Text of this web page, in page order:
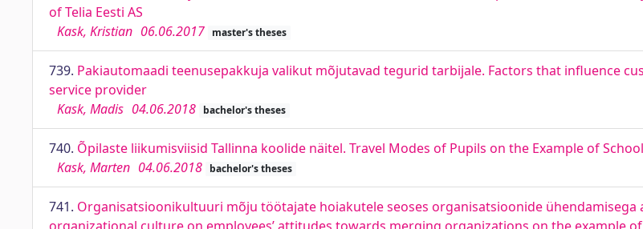
of Telia Eesti AS
Kask, Kristian 06.06.2017 master's theses
739. Pakiautomaadi teenusepakkuja valikut mõjutavad tegurid tarbijale. Factors that influence
service provider
Kask, Madis 04.06.2018 bachelor's theses
740. Õpilaste liikumisviisid Tallinna koolide näitel. Travel Modes of Pupils on the Example of
Kask, Marten 04.06.2018 bachelor's theses
741. Organisatsioonikultuuri mõju töötajate hoiakutele seoses organisatsioonide ühendamisega